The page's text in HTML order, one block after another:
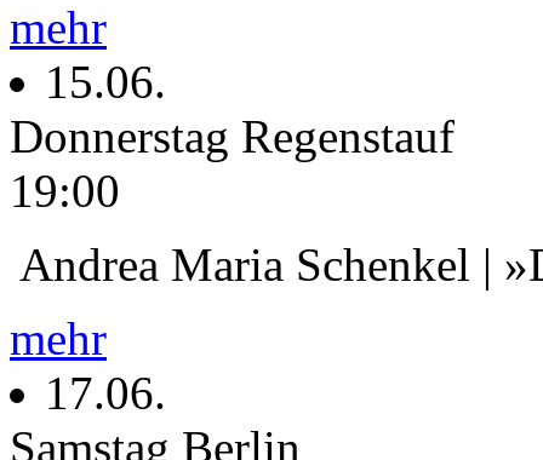
mehr
15.06.
Donnerstag Regenstauf
19:00
Andrea Maria Schenkel |
mehr
17.06.
Samstag Berlin